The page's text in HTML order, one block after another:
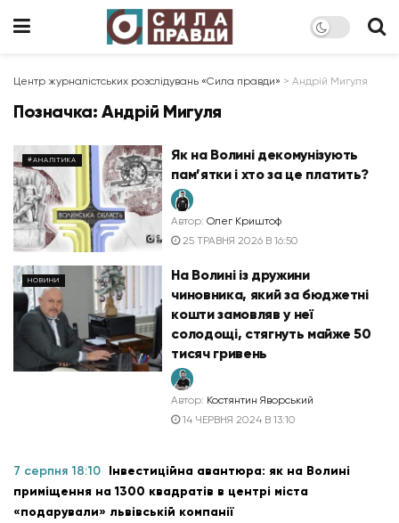
Центр журналістських розслідувань «Сила правди» > Андрій Мигуля
Позначка: Андрій Мигуля
#АНАЛІТИКА
Як на Волині декомунізують
пам’ятки і хто за це платить?
Автор: Олег Криштоф
25 ТРАВНЯ 2026 В 16:50
НОВИНИ
На Волині із дружини
чиновника, який за бюджетні
кошти замовляв у неї
солодощі, стягнуть майже 50
тисяч гривень
Автор: Костянтин Яворський
14 ЧЕРВНЯ 2024 В 13:10
7 серпня 18:10 Інвестиційна авантюра: як на Волині
приміщення на 1300 квадратів в центрі міста
«подарували» львівській компанії